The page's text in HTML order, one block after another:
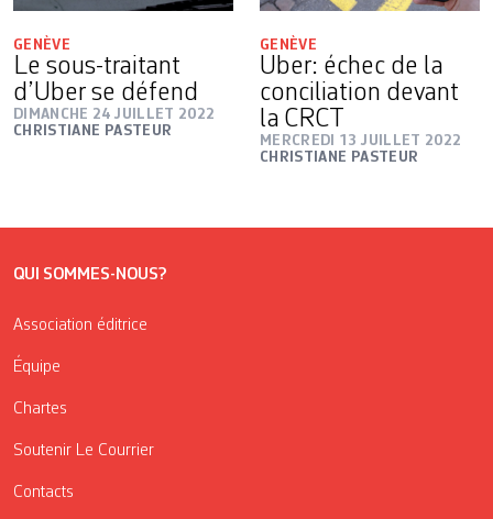
GENÈVE
Le sous-traitant
d’Uber se défend
DIMANCHE 24 JUILLET 2022
CHRISTIANE PASTEUR
GENÈVE
Uber: échec de la
conciliation devant
la CRCT
MERCREDI 13 JUILLET 2022
CHRISTIANE PASTEUR
QUI SOMMES-NOUS?
Association éditrice
Équipe
Chartes
Soutenir Le Courrier
Contacts